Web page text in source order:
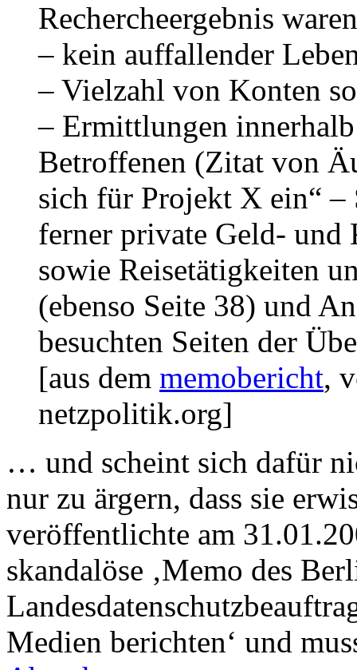
Rechercheergebnis
– kein auffallender
– Vielzahl von Konten
– Ermittlungen
Betroffenen (Zitat von
sich für Projekt X ein“ –
ferner private Geld- und
sowie Reisetätigkeiten
(ebenso Seite 38) und
besuchten Seiten der
[aus dem memobericht,
netzpolitik.org]
… und scheint sich dafür
nur zu ärgern, dass sie
veröffentlichte am
skandalöse ‚Memo des
Medien berichten‘ und